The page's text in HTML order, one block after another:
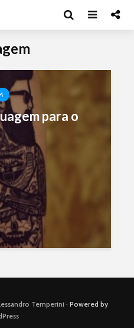
para o
Temperini · Powered by